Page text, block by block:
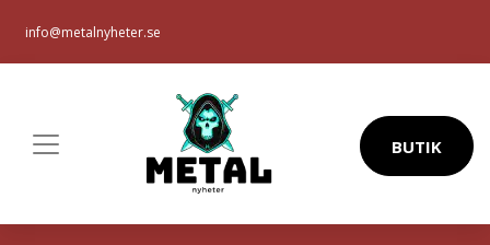
info@metalnyheter.se
BUTIK